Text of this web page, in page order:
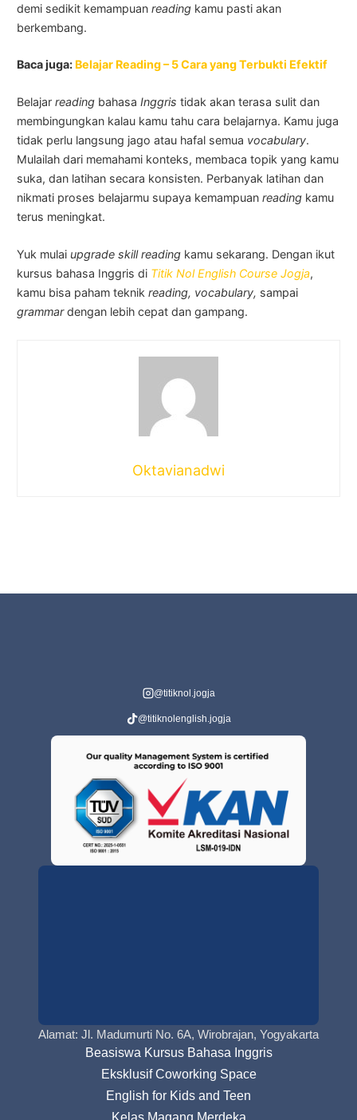
demi sedikit kemampuanreading kamu pasti akan
berkembang.
Baca juga: Belajar Reading – 5 Cara yang Terbukti Efektif
Belajarreading bahasaInggristidak akan terasa sulit dan
membingungkan kalau kamu tahu cara belajarnya. Kamu juga
tidak perlu langsung jago atau hafal semua vocabulary.
Mulailah dari memahami konteks, membaca topik yang kamu
suka, dan latihan secara konsisten. Perbanyak latihan dan
nikmati proses belajarmu supaya kemampuanreading kamu
terus meningkat.
Yuk mulai upgrade skill reading kamu sekarang. Dengan ikut
kursus bahasa Inggris di Titik Nol English Course Jogja,
kamu bisa paham teknikreading, vocabulary, sampai
grammardengan lebih cepat dan gampang.
Oktavianadwi
@titiknol.jogja
@titiknolenglish.jogja
Alamat: Jl. Madumurti No. 6A, Wirobrajan, Yogyakarta
Beasiswa Kursus Bahasa Inggris
Eksklusif Coworking Space
English for Kids and Teen
Kelas Magang Merdeka